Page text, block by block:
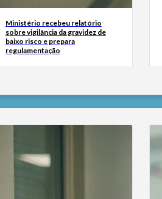
Ministério recebeu relatório
sobre vigilância da gravidez de
baixo risco e prepara
regulamentação